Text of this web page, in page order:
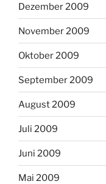
Dezember 2009
November 2009
Oktober 2009
September 2009
August 2009
Juli 2009
Juni 2009
Mai 2009